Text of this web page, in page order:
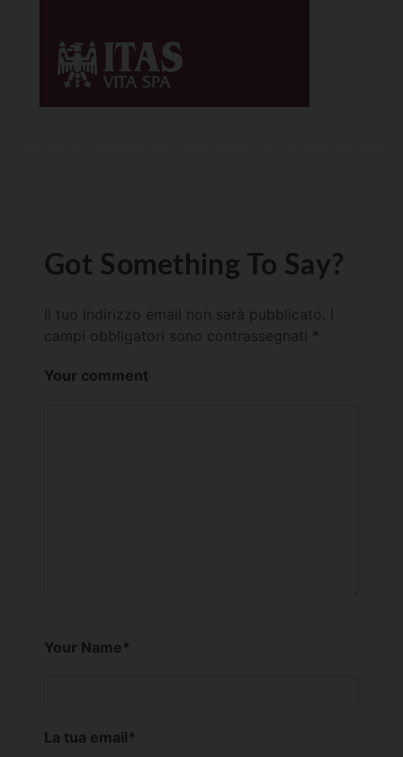
Got Something To Say?
Il tuo indirizzo email non sarà pubblicato.
campi obbligatori sono contrassegnati *
Your comment
Your Name*
La tua email*